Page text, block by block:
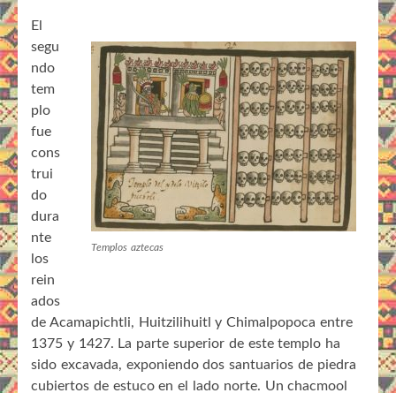
Templos aztecas
El
segu
ndo
tem
plo
fue
cons
trui
do
dura
nte
los
rein
ados
de Acamapichtli, Huitzilihuitl y Chimalpopoca entre
1375 y 1427. La parte superior de este templo ha
sido excavada, exponiendo dos santuarios de piedra
cubiertos de estuco en el lado norte. Un chacmool